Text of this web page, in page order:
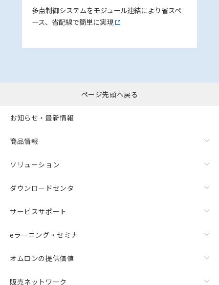
多点制御システムをモジュール連結により省スペ
ース、省配線で簡単に実現
ページ先頭へ戻る
お知らせ・最新情報
商品情報
ソリューション
ダウンロードセンタ
サービスサポート
eラーニング・セミナ
オムロンの提供価値
販売ネットワーク